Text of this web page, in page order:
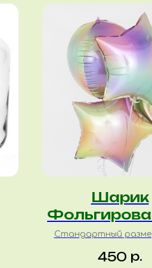
Шарик
с
Стандартный
450 р.